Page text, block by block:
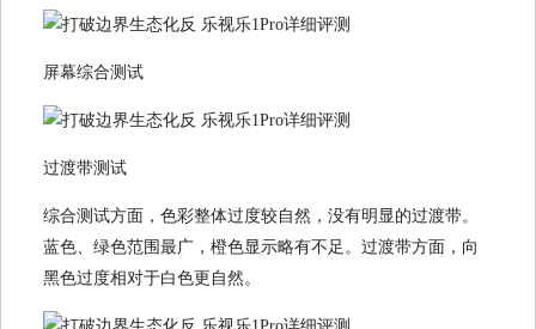
屏幕综合测试
过渡带测试
综合测试方面，色彩整体过度较自然，没有明显的过渡带。
蓝色、绿色范围最广，橙色显示略有不足。过渡带方面，向
黑色过度相对于白色更自然。